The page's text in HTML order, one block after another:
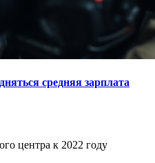
средняя зарплата
центра к 2022 году